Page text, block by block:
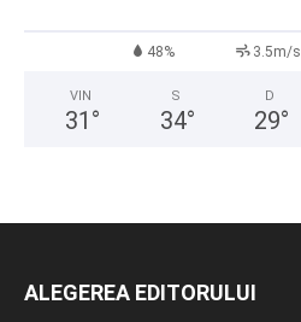
48% 3.5m/s
VIN
31 °
S
34°
D
29°
ALEGEREA EDITORULUI